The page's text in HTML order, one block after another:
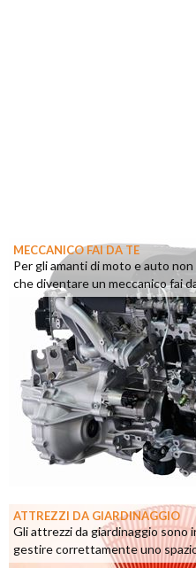
MECCANICO FAI DA TE
Per gli amanti di moto e auto non
che diventare un meccanico fai
ATTREZZI DA GIARDINAGGIO
Gli attrezzi da giardinaggio sono
gestire correttamente uno